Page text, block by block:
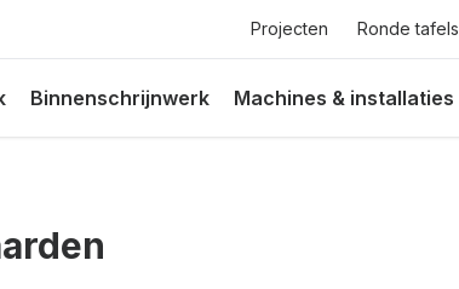
Top
Projecten Ronde tafels
Binnenschrijnwerk Machines & installaties